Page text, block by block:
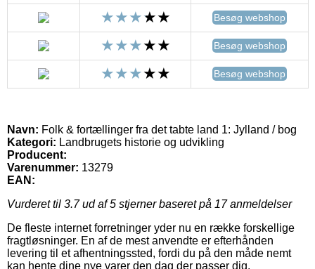
Besøg webshop
Besøg webshop
Besøg webshop
Navn: Folk & fortællinger fra det tabte land 1: Jylland / bog
Kategori: Landbrugets historie og udvikling
Producent:
Varenummer: 13279
EAN:
Vurderet til 3.7ud af 5 stjerner baseret på 17anmeldelser
De fleste internet forretninger yder nu en række forskellige
fragtløsninger. En af de mest anvendte er efterhånden
levering til et afhentningssted, fordi du på den måde nemt
kan hente dine nye varer den dag der passer dig.